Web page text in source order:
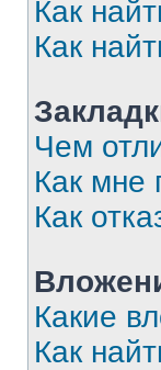
Как
Как
Чем
Как мне
Как
Какие
Как